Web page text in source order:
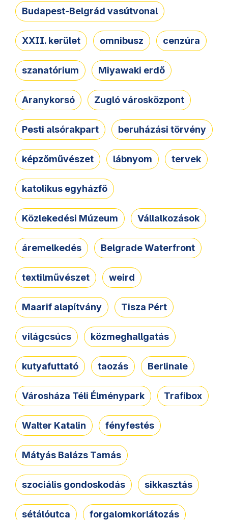
Budapest-Belgrád vasútvonal
XXII. kerület omnibusz cenzúra
szanatórium Miyawaki erdő
Aranykorsó Zugló városközpont
Pesti alsórakpart beruházási törvény
képzőművészet lábnyom tervek
katolikus egyházfő
Közlekedési Múzeum Vállalkozások
áremelkedés Belgrade Waterfront
textilművészet weird
Maarif alapítvány Tisza Pért
világcsúcs közmeghallgatás
kutyafuttató taozás Berlinale
Városháza Téli Élménypark Trafibox
Walter Katalin fényfestés
Mátyás Balázs Tamás
szociális gondoskodás sikkasztás
sétálóutca forgalomkorlátozás